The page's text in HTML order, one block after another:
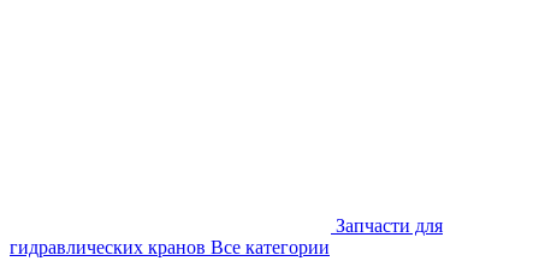
Запчасти для
гидравлических кранов Все категории